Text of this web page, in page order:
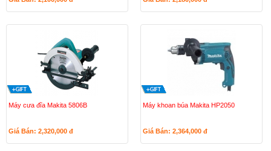
Máy cưa đĩa Makita 5806B
Giá Bán: 2,320,000 đ
Máy khoan búa Makita HP2050
Giá Bán: 2,364,000 đ